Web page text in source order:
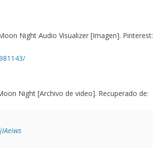
Night Audio Visualizer [Imagen]. Pinterest:
Night [Archivo de video]. Recuperado de: